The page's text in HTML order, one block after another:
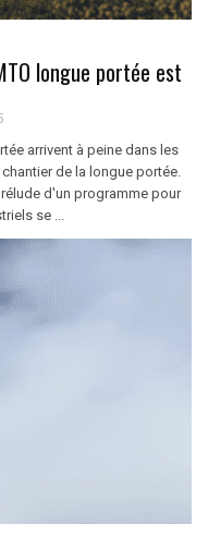
longue portée est
arrivent à peine dans les
de la longue portée.
d'un programme pour
se ...